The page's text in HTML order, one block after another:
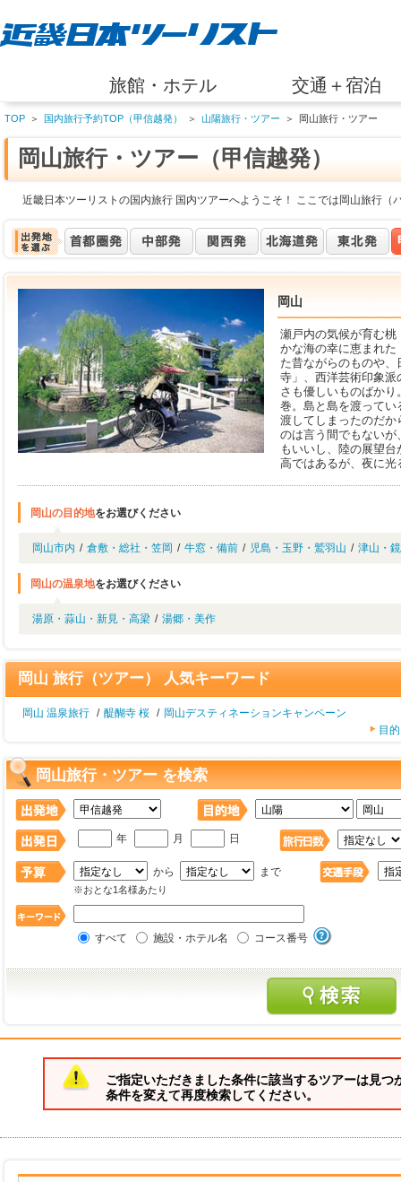
旅館・ホテル 交通＋宿泊
TOP ＞ 国内旅行予約TOP（甲信越発） ＞ 山陽旅行・ツアー ＞ 岡山旅行・ツアー
岡山旅行・ツアー（甲信越発）
近畿日本ツーリストの国内旅行 国内ツアーへようこそ！ ここでは岡山旅行（
岡山
瀬戸内の気候が育む
かな海の幸に恵まれ
た昔ながらのものや
寺」、西洋芸術印象
さも優しいものばか
巻。島と島を渡って
渡してしまったのだ
のは言う間でもない
もいいし、陸の展望
高ではあるが、夜に
岡山の目的地をお選びください
岡山市内 / 倉敷・総社・笠岡 / 牛窓・備前 / 児島・玉野・鷲羽山 / 津山・
岡山の温泉地をお選びください
湯原・蒜山・新見・高梁 / 湯郷・美作
岡山 旅行（ツアー） 人気キーワード
岡山 温泉旅行 / 醍醐寺 桜 / 岡山デスティネーションキャンペーン
目
岡山旅行・ツアー を検索
年 月 日
から まで
※おとな1名様あたり
すべて 施設・ホテル名 コース番号
ご指定いただきました条件に該当するツアーは見つ
条件を変えて再度検索してください。